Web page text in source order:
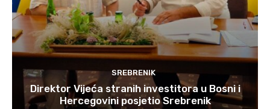
SREBRENIK
Direktor Vijeća stranih investitora u Bosni i
Hercegovini posjetio Srebrenik